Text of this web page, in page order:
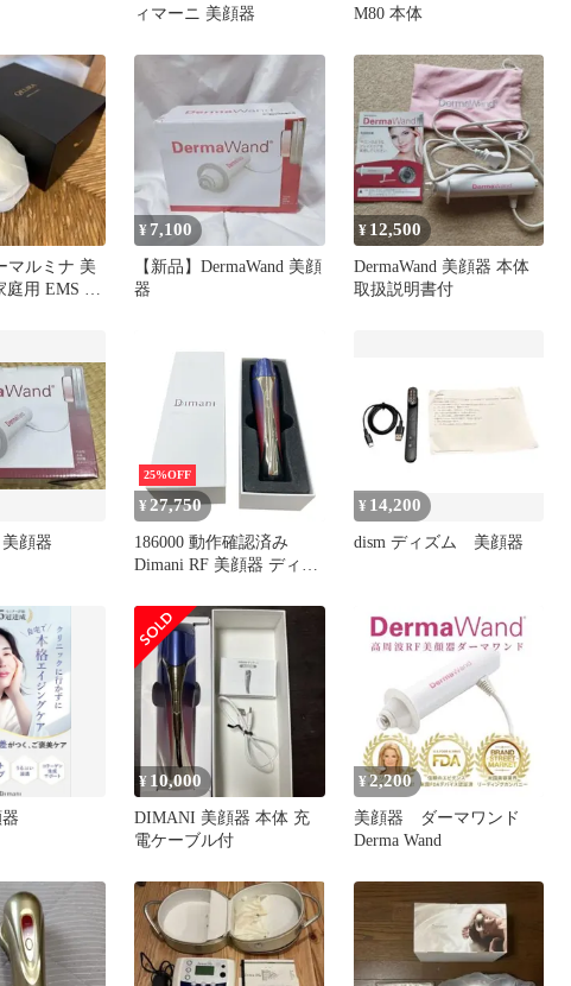
ィマーニ 美顔器
M80 本体
マルミナ 美
用 EMS 機
¥ 7,100
【新品】DermaWand 美顔
器
¥ 12,500
DermaWand 美顔器 本体
取扱説明書付
美顔器
25%OFF
¥ 27,750
186000 動作確認済み
Dimani RF 美顔器 ディマ
ター 動作確認済み
¥ 14,200
dism ディズム 美顔器
¥ 10,000
DIMANI 美顔器 本体 充
電ケーブル付
¥2,200
美顔器 ダーマワンド
Derma Wand